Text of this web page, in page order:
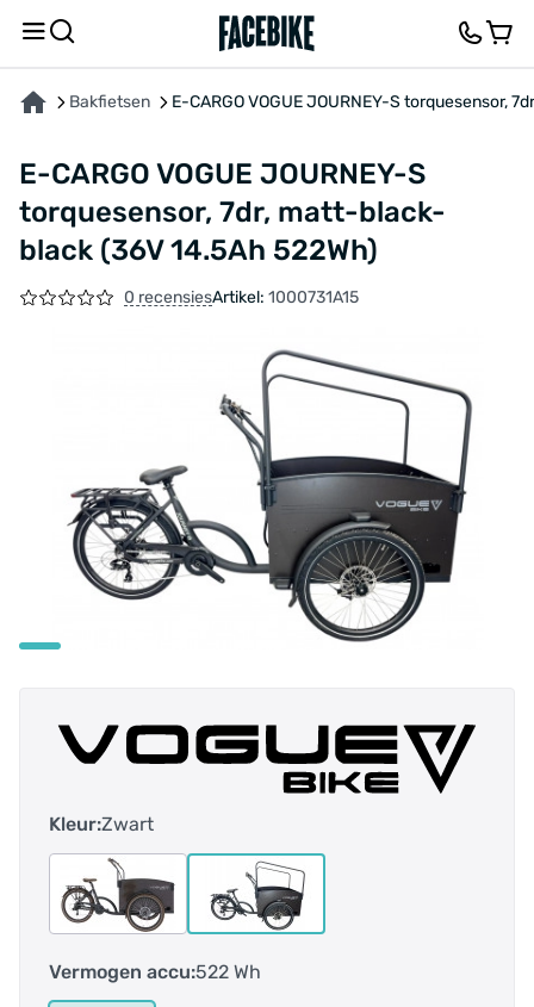
Bakfietsen E-CARGO VOGUE JOURNEY-S torquesensor,
E-CARGO VOGUE JOURNEY-S
torquesensor, 7dr, matt-black-
black (36V 14.5Ah 522Wh)
0 recensiesArtikel: 1000731A15
Kleur:Zwart
Vermogen accu:522 Wh
OVER HET PRODUCT KENMERKENBESCHRIJVING FEEDBACK EN VRAGEN